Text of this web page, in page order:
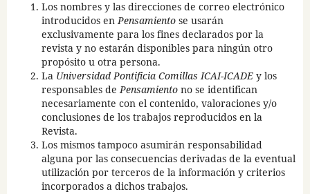
Los nombres y las direcciones de correo electrónico
introducidos enPensamientose usarán
exclusivamente para los fines declarados por la
revista y no estarán disponibles para ningún otro
propósito u otra persona.
La Universidad Pontificia Comillas ICAI-ICADEy los
responsables dePensamientono se identifican
necesariamente con el contenido, valoraciones y/o
conclusiones de los trabajos reproducidos en la
Revista.
Los mismos tampoco asumirán responsabilidad
alguna por las consecuencias derivadas de la eventual
utilización por terceros de la información y criterios
incorporados a dichos trabajos.